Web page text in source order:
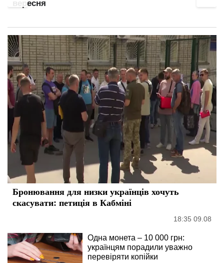
вересня
Бронювання для низки українців хочуть
скасувати: петиція в Кабміні
18:35 09.08
Одна монета – 10 000 грн:
українцям порадили уважно
перевіряти копійки